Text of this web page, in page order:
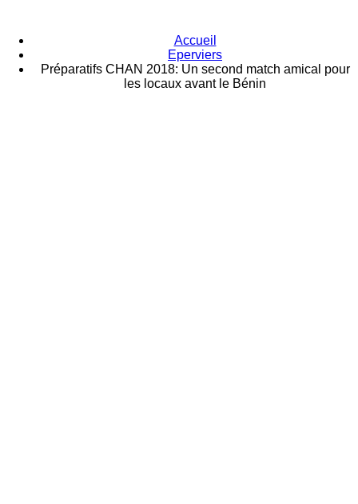
Accueil
Eperviers
Préparatifs CHAN 2018: Un second match amical pour
les locaux avant le Bénin